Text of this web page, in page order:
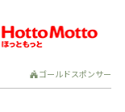
ゴールドスポンサー